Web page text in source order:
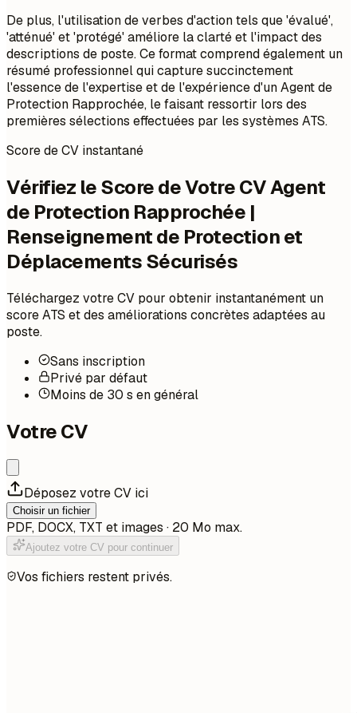
De plus, l'utilisation de verbes d'action tels que 'évalué',
'atténué' et 'protégé' améliore la clarté et l'impact des
descriptions de poste. Ce format comprend également un
résumé professionnel qui capture succinctement
l'essence de l'expertise et de l'expérience d'un Agent de
Protection Rapprochée, le faisant ressortir lors des
premières sélections effectuées par les systèmes ATS.
Score de CV instantané
Vérifiez le Score de Votre CV Agent
de Protection Rapprochée |
Renseignement de Protection et
Déplacements Sécurisés
Téléchargez votre CV pour obtenir instantanément un
score ATS et des améliorations concrètes adaptées au
poste.
Sans inscription
Privé par défaut
Moins de 30 s en général
Votre CV
Déposez votre CV ici
Choisir un fichier
PDF, DOCX, TXT et images · 20 Mo max.
Ajoutez votre CV pour continuer
Vos fichiers restent privés.